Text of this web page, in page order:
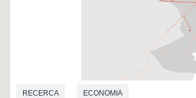
RECERCA ECONOMIA